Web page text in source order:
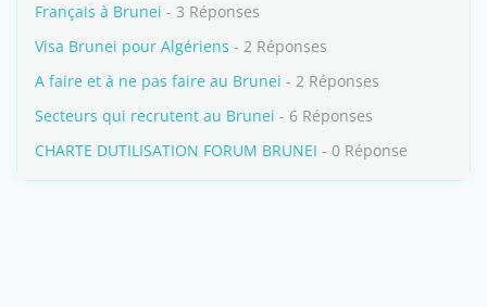
Français à Brunei - 3 Réponses
Visa Brunei pour Algériens - 2 Réponses
A faire et à ne pas faire au Brunei - 2 Réponses
Secteurs qui recrutent au Brunei - 6 Réponses
CHARTE DUTILISATION FORUM BRUNEI - 0 Réponse